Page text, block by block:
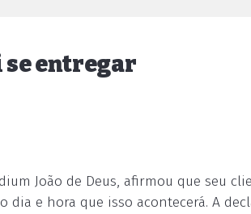
se entregar
João de Deus, afirmou que seu
e hora que isso acontecerá. A